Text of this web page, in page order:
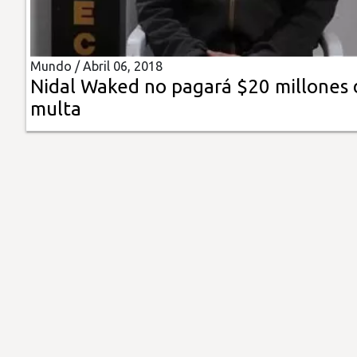
Multimedia
Impreso
Mundo /Abril 06, 2018
Nidal Waked no pagará $20 millones
multa